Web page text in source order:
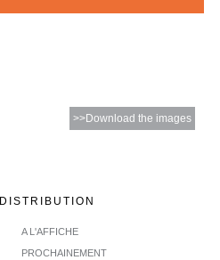
>>Download the images
DISTRIBUTION
A L'AFFICHE
PROCHAINEMENT